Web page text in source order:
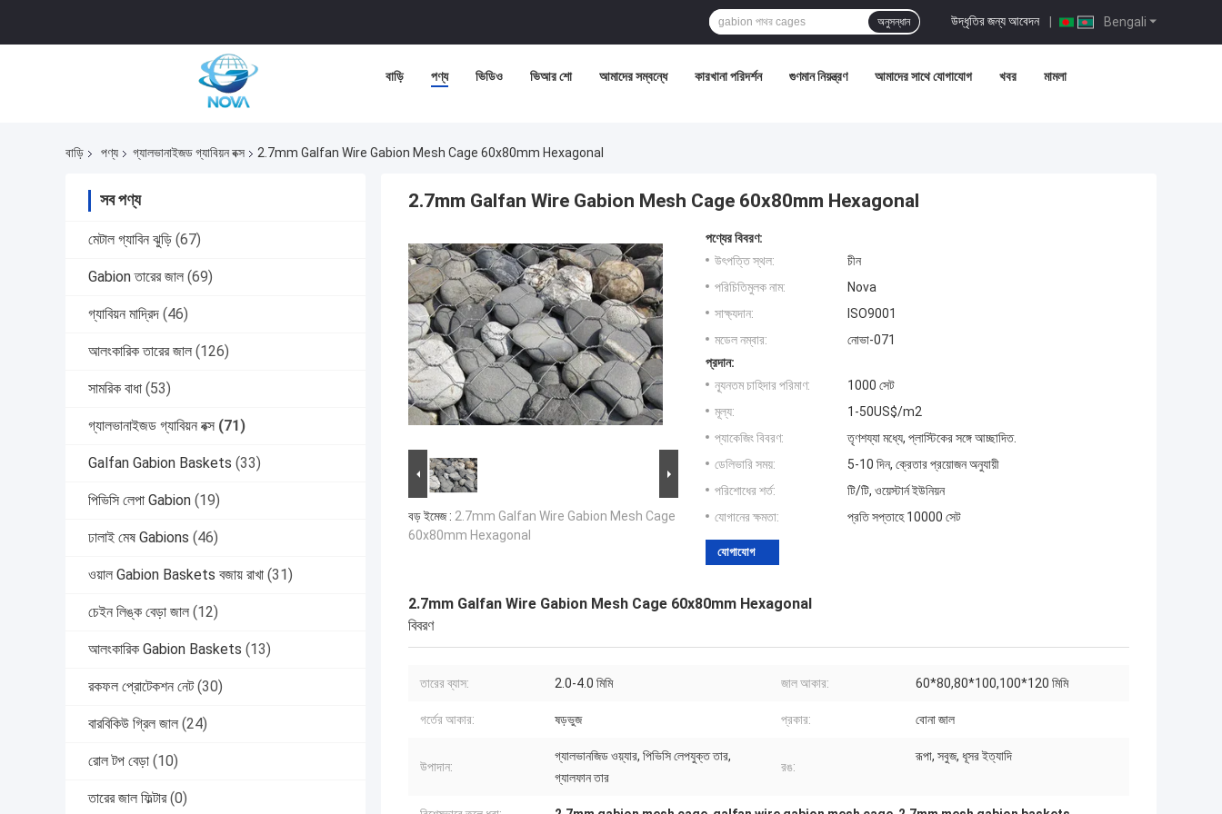
Bengali
উদ্ধৃতির জন্য আবেদন |
অনুসন্ধান
বাড়ি পণ্য ভিডিও ভিআর শো আমাদের সম্বন্ধে কারখানা পরিদর্শন গুণমান নিয়ন্ত্রণ আমাদের সাথে যোগাযোগ খবর মামলা
বাড়ি পণ্য গ্যালভানাইজড গ্যাবিয়ন বক্স 2.7mm Galfan Wire Gabion Mesh Cage 60x80mm Hexagonal
সব পণ্য
মেটাল গ্যাবিন ঝুড়ি (67)
Gabion তারের জাল (69)
গ্যাবিয়ন মাদ্রিদ (46)
আলংকারিক তারের জাল (126)
সামরিক বাধা (53)
গ্যালভানাইজড গ্যাবিয়ন বক্স (71)
Galfan Gabion Baskets (33)
পিভিসি লেপা Gabion (19)
ঢালাই মেষ Gabions (46)
ওয়াল Gabion Baskets বজায় রাখা (31)
চেইন লিঙ্ক বেড়া জাল (12)
আলংকারিক Gabion Baskets (13)
রকফল প্রোটেকশন নেট (30)
বারবিকিউ গ্রিল জাল (24)
রোল টপ বেড়া (10)
তারের জাল ফিল্টার (0)
2.7mm Galfan Wire Gabion Mesh Cage 60x80mm Hexagonal
বড় ইমেজ : 2.7mm Galfan Wire Gabion Mesh Cage
60x80mm Hexagonal
পণ্যের বিবরণ:
উৎপত্তি স্থল:
চীন
পরিচিতিমুলক নাম:
Nova
সাক্ষ্যদান:
ISO9001
মডেল নম্বার:
নোভা-071
প্রদান:
ন্যূনতম চাহিদার পরিমাণ:
1000 সেট
মূল্য:
1-50US$/m2
প্যাকেজিং বিবরণ:
তৃণশয্যা মধ্যে, প্লাস্টিকের সঙ্গে আচ্ছাদিত.
ডেলিভারি সময়:
5-10 দিন, ক্রেতার প্রয়োজন অনুযায়ী
পরিশোধের শর্ত:
টি/টি, ওয়েস্টার্ন ইউনিয়ন
যোগানের ক্ষমতা:
প্রতি সপ্তাহে 10000 সেট
যোগাযোগ
2.7mm Galfan Wire Gabion Mesh Cage 60x80mm Hexagonal
বিবরণ
তারের ব্যাস: 2.0-4.0 মিমি জাল আকার: 60*80,80*100,100*120 মিমি
গর্তের আকার: ষড়ভুজ প্রকার: বোনা জাল
উপাদান:
গ্যালভানজিড ওয়্যার, পিভিসি লেপযুক্ত তার,
গ্যালফান তার
রঙ:
রূপা, সবুজ, ধূসর ইত্যাদি